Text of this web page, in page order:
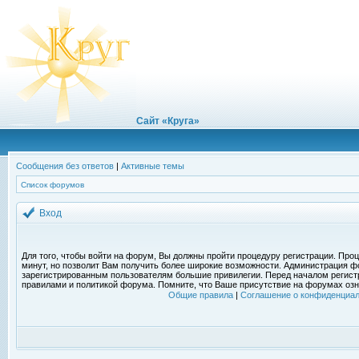
Сайт «Круга»
Сообщения без ответов | Активные темы
Список форумов
Вход
Для того, чтобы войти на форум, Вы должны пройти процедуру регистрации.
минут, но позволит Вам получить более широкие возможности. Администрация
зарегистрированным пользователям большие привилегии. Перед началом
правилами и политикой форума. Помните, что Ваше присутствие на форумах
Общие правила| Соглашение о